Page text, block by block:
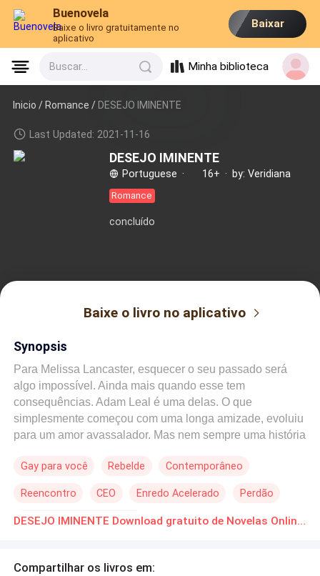
Buenovela
Baixe o livro gratuitamente no
aplicativo
Baixar
Buscar... Minha biblioteca
Inicio /Romance / DESEJO IMINENTE
Last Updated: 2021-11-16
DESEJO IMINENTE
Portuguese · 16+ · by: Veridiana
Romance
concluído
Baixe o livro no aplicativo
Synopsis
Para Melissa Lancaster, esquecer o seu passado será
algo impossível. Ainda mais quando esse tem
consequências. Adam Leal é uma delas. O que
simplesmente começou com uma longa amizade, evoluiu
para um amor avassalador. Mas nem sempre uma história
Melissa não foi diferente. Com um segredo guardado a
anos atrás. Há batalhas na vida que valem a pena lutar.
Sedução, tesão, luxúria. Sentimentos esses que
Gay para você Rebelde Contemporâneo
Reencontro CEO Enredo Acelerado Perdão
POV em Primeira Pessoa DESEJO IMINENTE Download gratuito de Novelas Online em PDF
Compartilhar os livros em: